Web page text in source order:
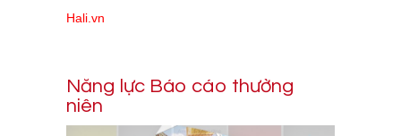
Hali.vn
Năng lực Báo cáo thường
niên